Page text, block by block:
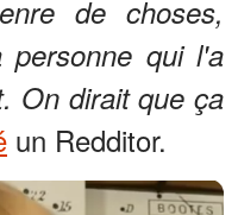
de choses,
qui l'a
On dirait que ça
un Redditor.